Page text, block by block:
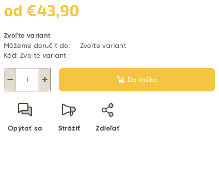
od €43,90
cena:
Zvoľte variant
Môžeme doručiť do:
Zvoľte variant
Kód: Zvoľte variant
+
− Do košíka
Opýtať sa Strážiť Zdieľať